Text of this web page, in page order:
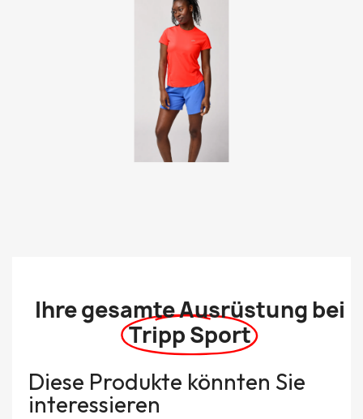
Ihre gesamte Ausrüstung bei
Tripp Sport
Diese Produkte könnten Sie
interessieren